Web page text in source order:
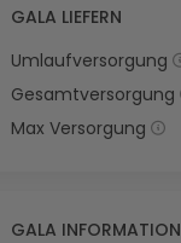
GALA LIEFERN
Umlaufversorgung
Gesamtversorgung
Max Versorgung
GALA INFORMATION